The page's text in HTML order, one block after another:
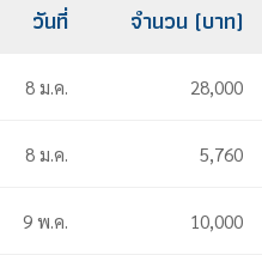
วันที่ จำนวน (บาท)
8 ม.ค. 28,000
8 ม.ค. 5,760
9 พ.ค. 10,000